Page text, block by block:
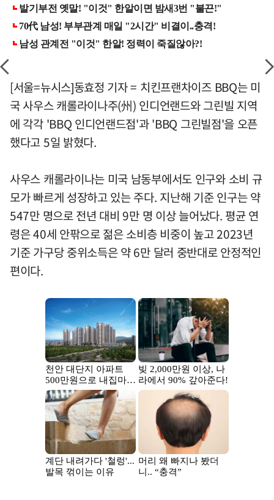
[서울=뉴시스]동효정 기자 = 치킨프랜차이즈 BBQ는 미
국 사우스 캐롤라이나주(州) 인디언랜드와 그린빌 지역
에 각각 'BBQ 인디언랜드점'과 'BBQ 그린빌점'을 오픈
했다고 5일 밝혔다.
사우스 캐롤라이나는 미국 남동부에서도 인구와 소비 규
모가 빠르게 성장하고 있는 주다. 지난해 기준 인구는 약
547만 명으로 전년 대비 9만 명 이상 늘어났다. 평균 연
령은 40세 안팎으로 젊은 소비층 비중이 높고 2023년
기준 가구당 중위소득은 약 6만 달러 중반대로 안정적인
편이다.